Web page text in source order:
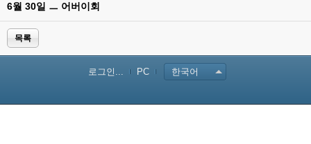
6월 30일 ㅡ 어버이회
목록
로그인... PC 한국어